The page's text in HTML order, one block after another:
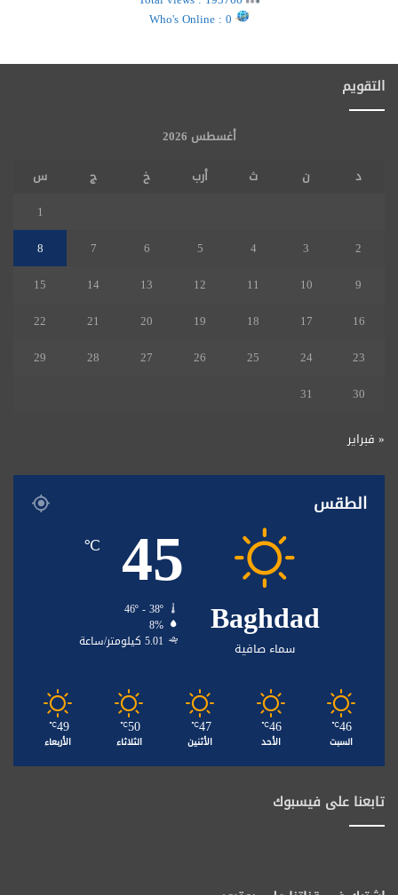
التقويم
أغسطس 2026
د
ن ث أرب خ ج
س
1
2
3
4
5
6
7
8
9
10
11
12
13
14
15
16
17
18
19
20
21
22
23
24
25
26
27
28
29
30
31
« فبراير
الطقس
Baghdad
سماء صافية
45
℃
46º - 38º
8%
5.01 كيلومتر/ساعة
46
℃
السبت
46
℃
الأحد
47
℃
الأثنين
50
℃
الثلاثاء
49
℃
الأربعاء
تابعنا على فيسبوك